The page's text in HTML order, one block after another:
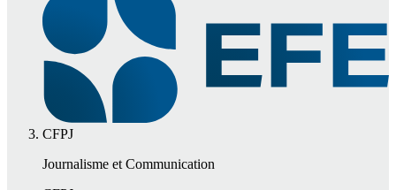
CFPJ
Journalisme et Communication